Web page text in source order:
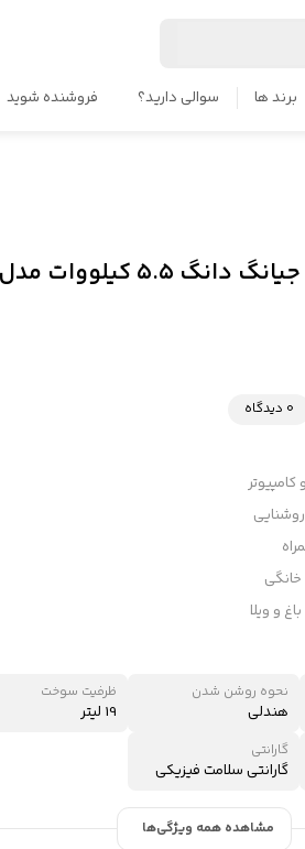
برند ها سوالی دارید؟ فروشنده شوید
0 دیدگاه
و ویلا
نحوه روشن شدن
هندلی
ظرفیت سوخت
19 لیتر
گارانتی
گارانتی سلامت فیزیکی
مشاهده همه ویژگی‌ها